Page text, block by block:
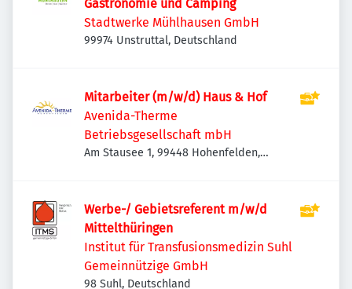
Gastronomie und Camping
Stadtwerke Mühlhausen GmbH
99974 Unstruttal, Deutschland
Mitarbeiter (m/w/d) Haus & Hof
Avenida-Therme
Betriebsgesellschaft mbH
Am Stausee 1, 99448 Hohenfelden,
Werbe-/ Gebietsreferent m/w/d
Mittelthüringen
Institut für Transfusionsmedizin Suhl
Gemeinnützige GmbH
98 Suhl, Deutschland